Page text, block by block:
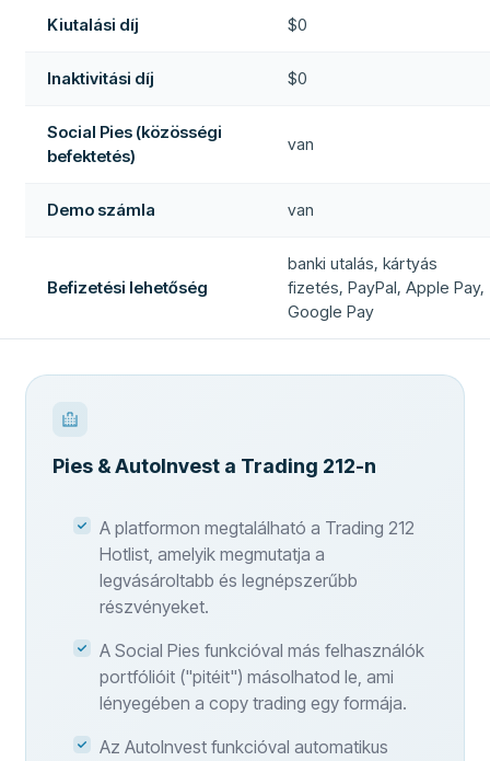
Kiutalási díj $0
Inaktivitási díj $0
Social Pies (közösségi
befektetés)
van
Demo számla van
Befizetési lehetőség
banki utalás, kártyás
fizetés, PayPal, Apple Pay,
Google Pay
Pies & AutoInvest a Trading 212-n
A platformon megtalálható a Trading 212
Hotlist, amelyik megmutatja a
legvásároltabb és legnépszerűbb
részvényeket.
A Social Pies funkcióval más felhasználók
portfólióit ("pitéit") másolhatod le, ami
lényegében a copy trading egy formája.
Az AutoInvest funkcióval automatikus